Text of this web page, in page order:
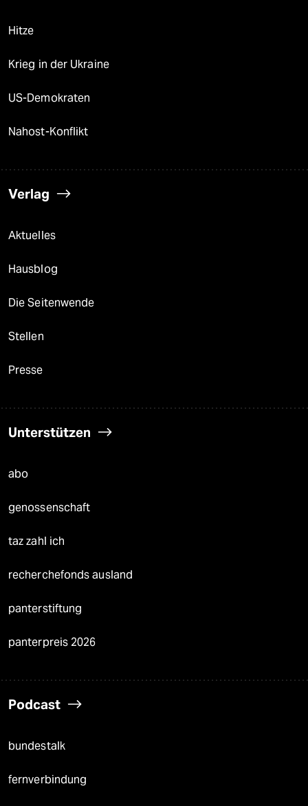
Hitze
Krieg in der Ukraine
US-Demokraten
Nahost-Konflikt
Verlag
Aktuelles
Hausblog
Die Seitenwende
Stellen
Presse
Unterstützen
abo
genossenschaft
taz zahl ich
recherchefonds ausland
panterstiftung
panterpreis 2026
Podcast
bundestalk
fernverbindung